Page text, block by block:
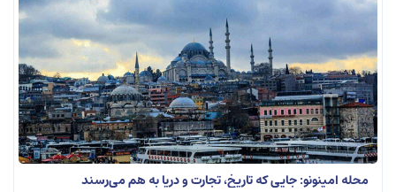
محله امینونو: جایی که تاریخ، تجارت و دریا به هم می‌رسند